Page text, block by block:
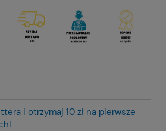
i otrzymaj 10 zł na pierwsze